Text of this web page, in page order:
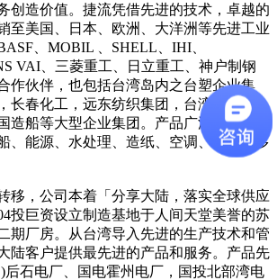
创造价值。捷流凭借先进的技术，卓越的
至美国、日本、欧洲、大洋洲等先进工业
、MOBIL 、SHELL、IHI、
VAI、三菱重工、日立重工、神户制钢
作伙伴，也包括台湾岛内之台塑企业集
长春化工，远东纺织集团，台湾中国钢
造船等大型企业集团。产品广泛应用于石
、能源、水处理、造纸、空调、电子等多
移，公司本着「分享大陆，落实全球供应
投巨资设立制造基地于人间天堂美誉的苏
期厂房。从台湾导入先进的生产技术和管
陆客户提供最先进的产品和服务。产品先
后石电厂、国电霍州电厂，国投北部湾电